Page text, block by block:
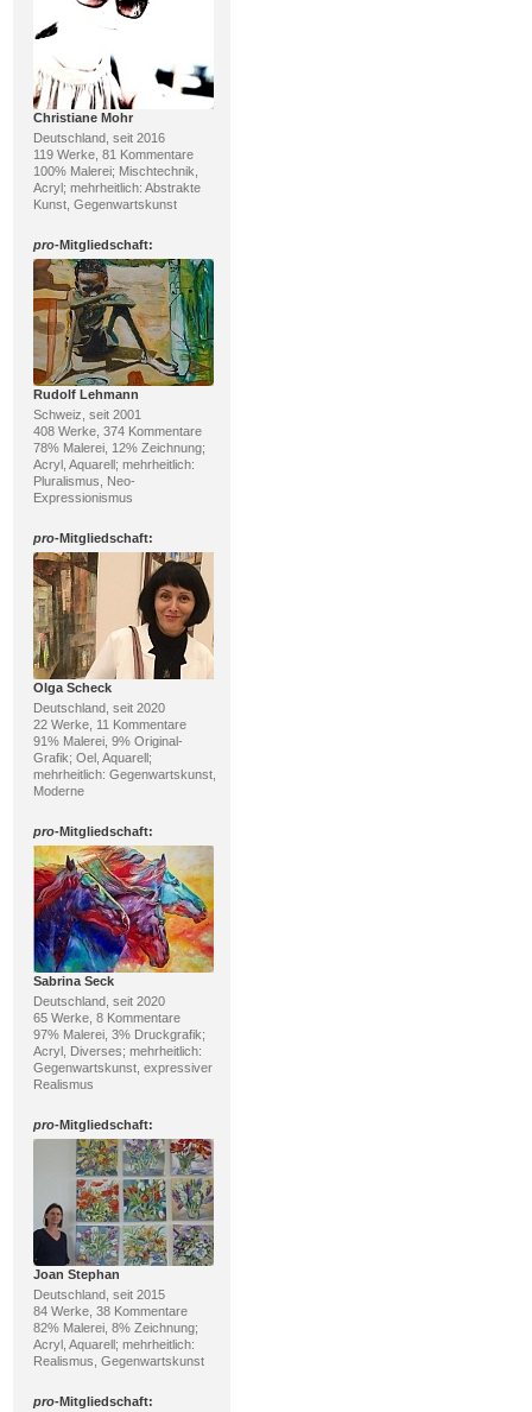
Christiane Mohr
Deutschland, seit 2016
119 Werke, 81 Kommentare
100% Malerei; Mischtechnik,
Acryl; mehrheitlich: Abstrakte
Kunst, Gegenwartskunst
pro-Mitgliedschaft:
Rudolf Lehmann
Schweiz, seit 2001
408 Werke, 374 Kommentare
78% Malerei, 12% Zeichnung;
Acryl, Aquarell; mehrheitlich:
Pluralismus, Neo-
Expressionismus
pro-Mitgliedschaft:
Olga Scheck
Deutschland, seit 2020
22 Werke, 11 Kommentare
91% Malerei, 9% Original-
Grafik; Oel, Aquarell;
mehrheitlich: Gegenwartskunst,
Moderne
pro-Mitgliedschaft:
Sabrina Seck
Deutschland, seit 2020
65 Werke, 8 Kommentare
97% Malerei, 3% Druckgrafik;
Acryl, Diverses; mehrheitlich:
Gegenwartskunst, expressiver
Realismus
pro-Mitgliedschaft:
Joan Stephan
Deutschland, seit 2015
84 Werke, 38 Kommentare
82% Malerei, 8% Zeichnung;
Acryl, Aquarell; mehrheitlich:
Realismus, Gegenwartskunst
pro-Mitgliedschaft: